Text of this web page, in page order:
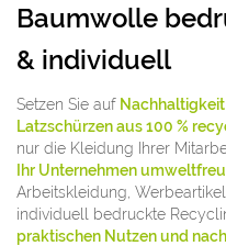
Baumwolle
& individuell
Setzen Sie auf
Latzschürzen aus 100 %
nur die Kleidung Ihrer
Ihr Unternehmen
Arbeitskleidung,
individuell bedruckte
praktischen Nutzen und